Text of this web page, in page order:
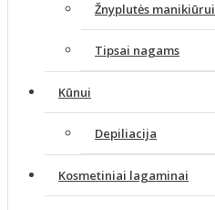
Žnyplutės manikiūrui
Tipsai nagams
Kūnui
Depiliacija
Kosmetiniai lagaminai